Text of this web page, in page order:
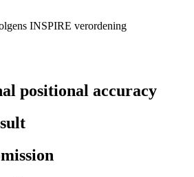
INSPIRE verordening
positional accuracy